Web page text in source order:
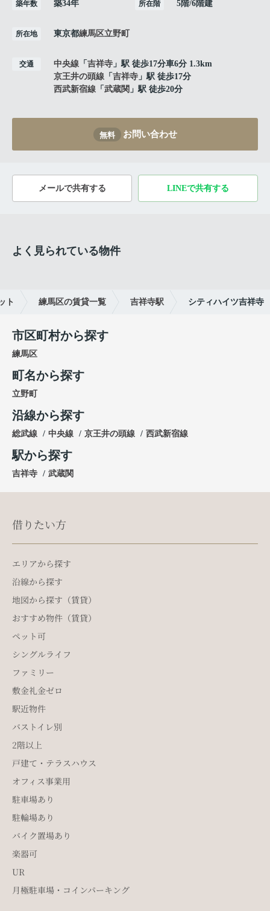
築年数 築34年 所在階 5階/6階建
所在地 東京都練馬区立野町
交通 中央線 「 吉祥寺 」駅 徒歩17分車6分 1.3km
京王井の頭線 「 吉祥寺 」駅 徒歩17分
西武新宿線 「 武蔵関 」駅 徒歩20分
無料 お問い合わせ
メールで共有する LINEで共有する
よく見られている物件
ト 練馬区の賃貸一覧 吉祥寺駅 シティハイツ吉祥寺
市区町村から探す
練馬区
町名から探す
立野町
沿線から探す
総武線 中央線 京王井の頭線 西武新宿線
駅から探す
吉祥寺 武蔵関
借りたい方
エリアから探す
沿線から探す
地図から探す（賃貸）
おすすめ物件（賃貸）
ペット可
シングルライフ
ファミリー
敷金礼金ゼロ
駅近物件
バストイレ別
2階以上
戸建て・テラスハウス
オフィス事業用
駐車場あり
駐輪場あり
バイク置場あり
楽器可
UR
月極駐車場・コインパーキング